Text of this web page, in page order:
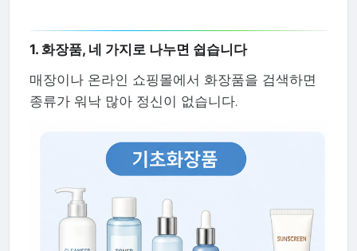
1. 화장품, 네 가지로 나누면 쉽습니다
매장이나 온라인 쇼핑몰에서 화장품을 검색하면
종류가 워낙 많아 정신이 없습니다.